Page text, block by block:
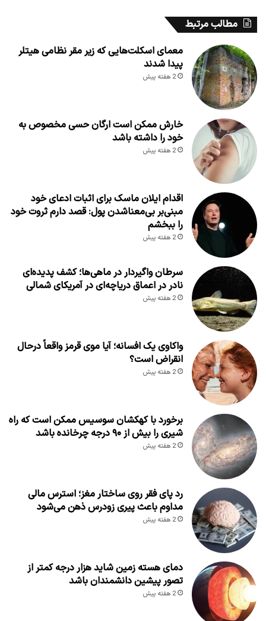
مطالب مرتبط
معمای اسکلت‌هایی که زیر مقر نظامی هیتلر
پیدا شدند
2 هفته پیش
خارش ممکن است ارگان حسی مخصوص به
خود را داشته باشد
2 هفته پیش
اقدام ایلان ماسک برای اثبات ادعای خود
مبنی‌بر بی‌معناشدن پول: قصد دارم ثروت خود
را ببخشم
2 هفته پیش
سرطان واگیردار در ماهی‌ها؛ کشف پدیده‌ای
نادر در اعماق دریاچه‌ای در آمریکای شمالی
2 هفته پیش
واکاوی یک افسانه؛ آیا موی قرمز واقعاً درحال
انقراض است؟
2 هفته پیش
برخورد با کهکشان سوسیس ممکن است که راه
شیری را بیش از ۹۰ درجه چرخانده باشد
2 هفته پیش
رد پای فقر روی ساختار مغز؛ استرس مالی
مداوم باعث پیری زودرس ذهن می‌شود
2 هفته پیش
دمای هسته زمین شاید هزار درجه کمتر از
تصور پیشین دانشمندان باشد
2 هفته پیش